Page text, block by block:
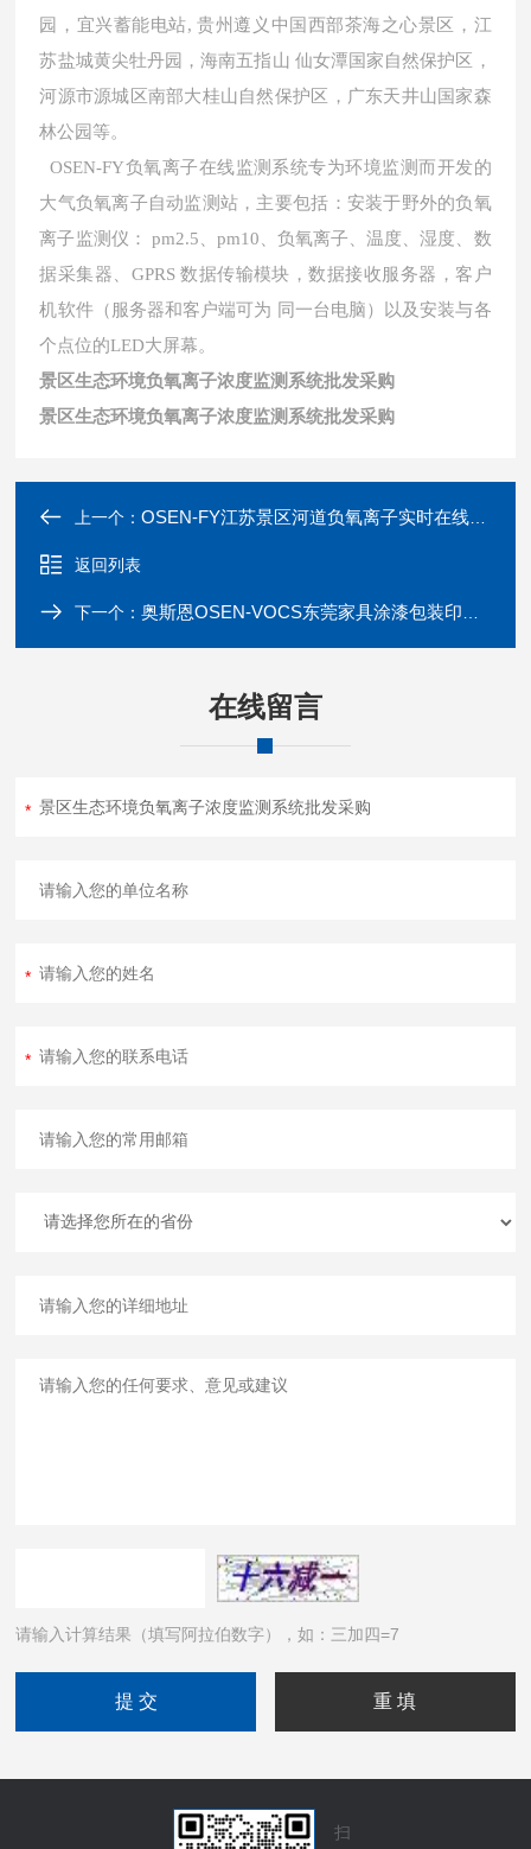
园，宜兴蓄能电站, 贵州遵义中国西部茶海之心景区，江
苏盐城黄尖牡丹园，海南五指山 仙女潭国家自然保护区，
河源市源城区南部大桂山自然保护区，广东天井山国家森
林公园等。
OSEN-FY负氧离子在线监测系统专为环境监测而开发的
大气负氧离子自动监测站，主要包括：安装于野外的负氧
离子监测仪： pm2.5、pm10、负氧离子、温度、湿度、数
据采集器、GPRS 数据传输模块，数据接收服务器，客户
机软件（服务器和客户端可为 同一台电脑）以及安装与各
个点位的LED大屏幕。
景区生态环境负氧离子浓度监测系统批发采购
景区生态环境负氧离子浓度监测系统批发采购
上一个：OSEN-FY江苏景区河道负氧离子实时在线监测系统
返回列表
下一个：奥斯恩OSEN-VOCS东莞家具涂漆包装印刷行业VOCS在线监测
在线留言
请输入计算结果（填写阿拉伯数字），如：三加四=7
扫